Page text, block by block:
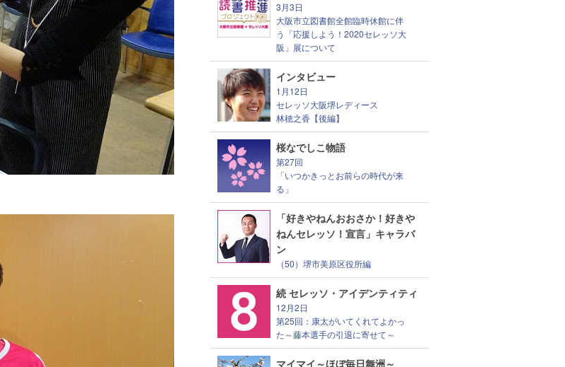
3月3日
大阪市立図書館全館臨時休館に伴
う「応援しよう！2020セレッソ大
阪」展について
インタビュー
1月12日
セレッソ大阪堺レディース
林穂之香【後編】
桜なでしこ物語
第27回
「いつかきっとお前らの時代が来
る」
「好きやねんおおさか！好きや
ねんセレッソ！宣言」キャラバ
ン
（50）堺市美原区役所編
続 セレッソ・アイデンティティ
12月2日
第25回：康太がいてくれてよかっ
た～藤本選手の引退に寄せて～
マイマイ～ほぼ毎日舞洲～